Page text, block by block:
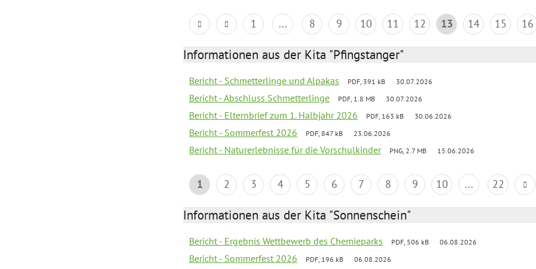
1 ... 8 9 10 11 12 13 14 15 16
Informationen aus der Kita "Pfingstanger"
Bericht - Schmetterlinge und Alpakas PDF, 391 kB 30.07.2026
Bericht - Abschluss Schmetterlinge PDF, 1.8 MB 30.07.2026
Bericht - Elternbrief zum 1. Halbjahr 2026 PDF, 163 kB 30.06.2026
Bericht - Sommerfest 2026 PDF, 847 kB 23.06.2026
Bericht - Naturerlebnisse für die Vorschulkinder PNG, 2.7 MB 15.06.2026
1 2 3 4 5 6 7 8 9 10 ... 22
Informationen aus der Kita "Sonnenschein"
Bericht - Ergebnis Wettbewerb des Chemieparks PDF, 506 kB 06.08.2026
Bericht - Sommerfest 2026 PDF, 196 kB 06.08.2026